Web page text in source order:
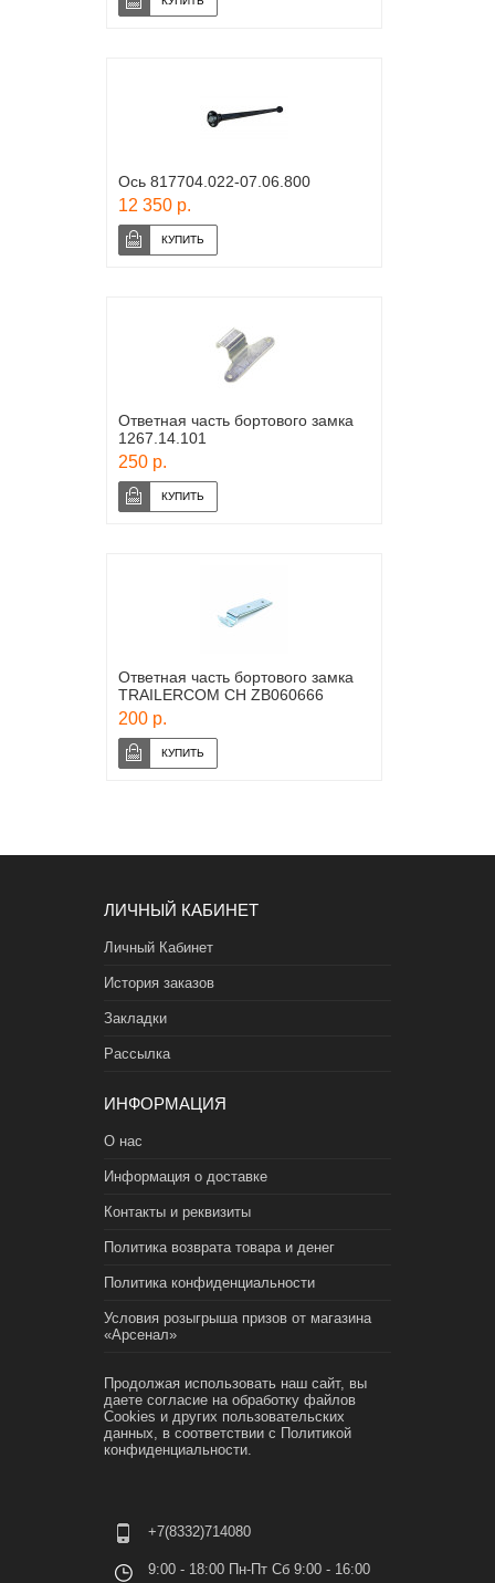
Ось 817704.022-07.06.800
12 350 р.
Ответная часть бортового замка
1267.14.101
250 р.
Ответная часть бортового замка
TRAILERCOM CH ZB060666
200 р.
ЛИЧНЫЙ КАБИНЕТ
Личный Кабинет
История заказов
Закладки
Рассылка
ИНФОРМАЦИЯ
О нас
Информация о доставке
Контакты и реквизиты
Политика возврата товара и денег
Политика конфиденциальности
Условия розыгрыша призов от магазина
«Арсенал»
Продолжая использовать наш сайт, вы
даете согласие на обработку файлов
Cookies и других пользовательских
данных, в соответствии с Политикой
конфиденциальности.
+7(8332)714080
9:00 - 18:00 Пн-Пт Сб 9:00 - 16:00